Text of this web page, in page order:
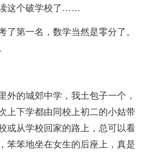
这个破学校了……
了第一名，数学当然是零分了。
外的城郊中学，我土包子一个，
上下学都由同校上初二的小姑带
或从学校回家的路上，总可以看
笨笨地坐在女生的后座上，真是